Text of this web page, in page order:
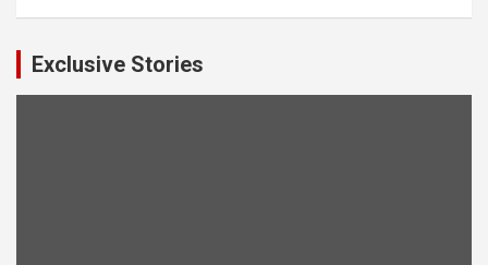
Exclusive Stories